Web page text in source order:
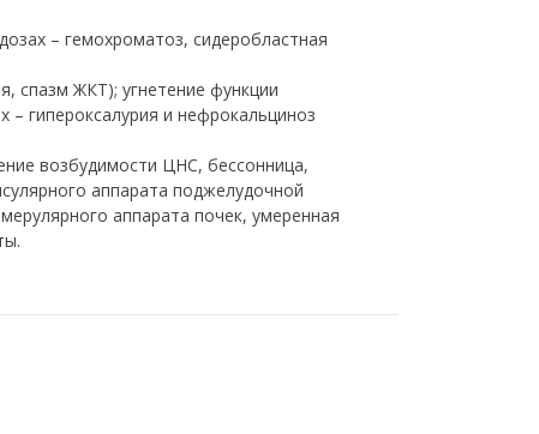
– гемохроматоз, сидеробластная
спазм ЖКТ); угнетение функции
– гипероксалурия и нефрокальциноз
возбудимости ЦНС, бессонница,
аппарата поджелудочной
аппарата почек, умеренная